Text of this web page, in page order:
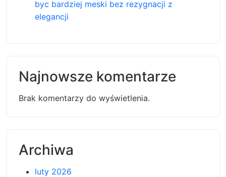
byc bardziej meski bez rezygnacji z
elegancji
Najnowsze komentarze
Brak komentarzy do wyświetlenia.
Archiwa
luty 2026